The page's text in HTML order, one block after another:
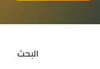
البحث